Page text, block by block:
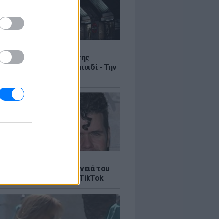
Λονδίνο με αφίσα της
που θύμιζε νεκρό παιδί - Την
Τι λέει η οικογένειά του
σοκαριστικό live στο TikTok